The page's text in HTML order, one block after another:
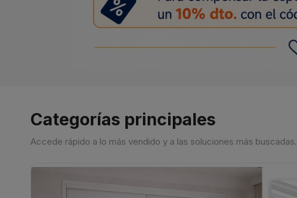
Categorías principales
Accede rápido a lo más vendido y a las soluciones más buscadas.